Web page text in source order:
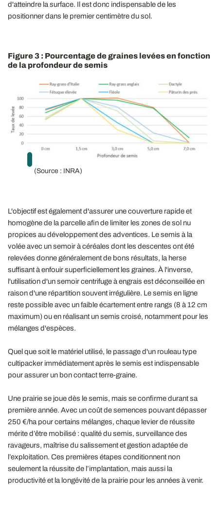
d'atteindre la surface. Il est donc indispensable de les
positionner dans le premier centimètre du sol.
Figure 3 : Pourcentage de graines levées en fonction
de la profondeur de semis
(Source : INRA)
L'objectif est également d'assurer une couverture rapide et
homogène de la parcelle afin de limiter les zones de sol nu
propices au développement des adventices. Le semis à la
volée avec un semoir à céréales dont les descentes ont été
relevées donne généralement de bons résultats, la herse
suffisant à enfouir superficiellement les graines. À l'inverse,
l'utilisation d'un semoir centrifuge à engrais est déconseillée en
raison d'une répartition souvent irrégulière. Le semis en ligne
reste possible avec un faible écartement entre rangs (8 à 12 cm
maximum) ou en réalisant un semis croisé, notamment pour les
mélanges d'espèces.
Quel que soit le matériel utilisé, le passage d'un rouleau type
cultipacker immédiatement après le semis est indispensable
pour assurer un bon contact terre-graine.
Une prairie se joue dès le semis, mais se confirme durant sa
première année. Avec un coût de semences pouvant dépasser
250 €/ha pour certains mélanges, chaque levier de réussite
mérite d’être mobilisé : qualité du semis, surveillance des
ravageurs, maîtrise du salissement et gestion adaptée de
l’exploitation. Ces premières étapes conditionnent non
seulement la réussite de l’implantation, mais aussi la
productivité et la longévité de la prairie pour les années à venir.